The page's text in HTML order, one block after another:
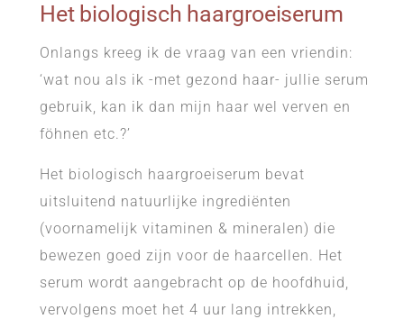
Het biologisch haargroeiserum
Onlangs kreeg ik de vraag van een vriendin:
‘wat nou als ik -met gezond haar- jullie serum
gebruik, kan ik dan mijn haar wel verven en
föhnen etc.?’
Het biologisch haargroeiserum bevat
uitsluitend natuurlijke ingrediënten
(voornamelijk vitaminen & mineralen) die
bewezen goed zijn voor de haarcellen. Het
serum wordt aangebracht op de hoofdhuid,
vervolgens moet het 4 uur lang intrekken,